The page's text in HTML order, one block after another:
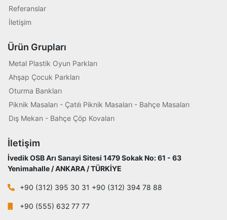
Referanslar
İletişim
Ürün Grupları
Metal Plastik Oyun Parkları
Ahşap Çocuk Parkları
Oturma Bankları
Piknik Masaları - Çatılı Piknik Masaları - Bahçe Masaları
Dış Mekan - Bahçe Çöp Kovaları
İletişim
İvedik OSB Arı Sanayi Sitesi 1479 Sokak No: 61 - 63
Yenimahalle / ANKARA / TÜRKİYE
+90 (312) 395 30 31 +90 (312) 394 78 88
+90 (555) 632 77 77